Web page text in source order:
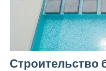
Строительство